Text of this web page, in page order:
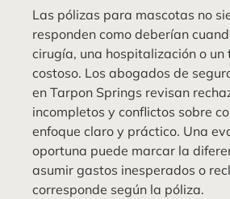
Las pólizas para mascotas no
responden como deberían
cirugía, una hospitalización o
costoso. Los abogados de
en Tarpon Springs revisan
incompletos y conflictos sobre
enfoque claro y práctico. Una
oportuna puede marcar la
asumir gastos inesperados o
corresponde según la póliza.